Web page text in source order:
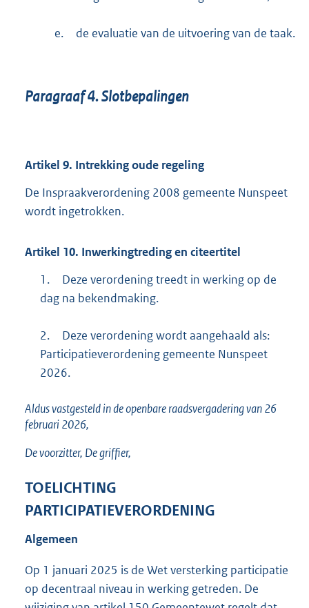
e. de evaluatie van de uitvoering van de taak.
Paragraaf 4.Slotbepalingen
Artikel 9. Intrekking oude regeling
De Inspraakverordening 2008 gemeente Nunspeet
wordt ingetrokken.
Artikel 10. Inwerkingtreding en citeertitel
1.
Deze verordening treedt in werking op de
dag na bekendmaking.
2.
Deze verordening wordt aangehaald als:
Participatieverordening gemeente Nunspeet
2026.
Aldus vastgesteld in de openbare raadsvergadering van 26
februari 2026,
De voorzitter, De griffier,
TOELICHTING
PARTICIPATIEVERORDENING
Algemeen
Op 1 januari 2025 is de Wet versterking participatie
op decentraal niveau in werking getreden. De